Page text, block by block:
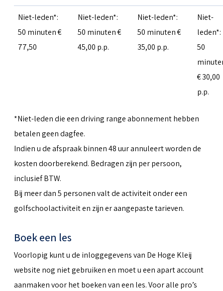
Niet-leden*:
50 minuten €
77,50
Niet-leden*:
50 minuten €
45,00 p.p.
Niet-leden*:
50 minuten €
35,00 p.p.
Niet-
leden*:
50
€ 30,00
p.p.
*Niet-leden die een driving range abonnement hebben
betalen geen dagfee.
Indien u de afspraak binnen 48 uur annuleert worden de
kosten doorberekend. Bedragen zijn per persoon,
inclusief BTW.
Bij meer dan 5 personen valt de activiteit onder een
golfschoolactiviteit en zijn er aangepaste tarieven.
Boek een les
Voorlopig kunt u de inloggegevens van De Hoge Kleij
website nog niet gebruiken en moet u een apart account
aanmaken voor het boeken van een les. Voor alle pro’s